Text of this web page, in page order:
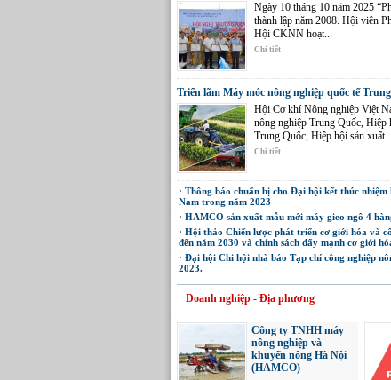
Ngày 10 tháng 10 năm 2025
thành lập năm 2008. Hội viên
Hội CKNN hoạt...
Chi tiết
Triển lãm Máy móc nông nghiệp quốc tế
Hội Cơ khí Nông nghiệp Việt
nông nghiệp Trung Quốc, Hiệp
Trung Quốc, Hiệp hội sản xuất...
Chi tiết
· Thông báo chuẩn bị cho Đại hội kết thúc
Nam trong năm 2023
· HAMCO sản xuất mẫu mới máy gieo ngô 4
· Hội thảo Chiến lược phát triển cơ giới hóa và
đến năm 2030 và chính sách đẩy mạnh cơ giới
· Đại hội Chi hội nhà báo Tạp chí công nghiệp
2023.
Doanh nghiệp - Địa phương
Công ty TNHH máy
nông nghiệp và
khuyến nông Hà Nội
(HAMCO)